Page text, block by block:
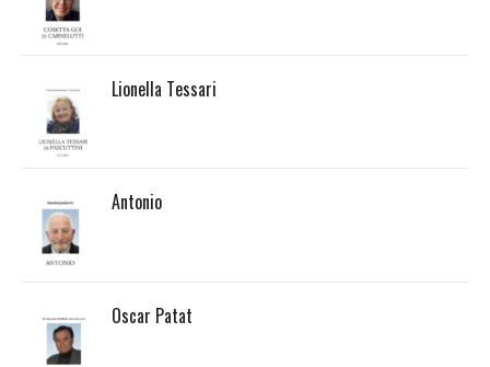
Lionella Tessari
Antonio
Oscar Patat